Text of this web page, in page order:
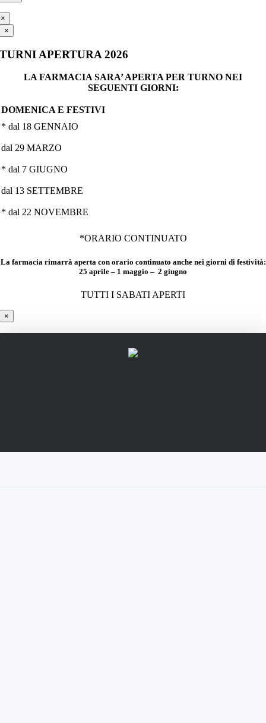
×
×
TURNI APERTURA 2026
LA FARMACIA SARA’ APERTA PER TURNO NEI
SEGUENTI GIORNI:
DOMENICA E FESTIVI
* dal 18 GENNAIO
dal 29 MARZO
* dal 7 GIUGNO
dal 13 SETTEMBRE
* dal 22 NOVEMBRE
*ORARIO CONTINUATO
La farmacia rimarrà aperta con orario continuato anche nei giorni di festività:
25 aprile – 1 maggio – 2 giugno
TUTTI I SABATI APERTI
×